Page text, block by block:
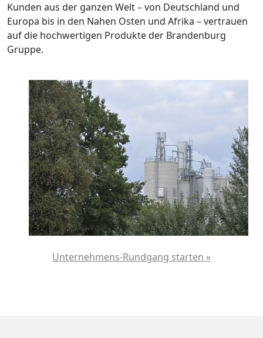
Kunden aus der ganzen Welt – von Deutschland und
Europa bis in den Nahen Osten und Afrika – vertrauen
auf die hochwertigen Produkte der Brandenburg
Gruppe.
Unternehmens-Rundgang starten »